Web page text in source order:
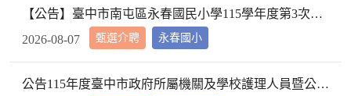
甄選介聘
【公告】臺中市南屯區永春國民小學115學年度第3次代理教師甄選第3次招考結果，本案已錄取足額，不再續辦招考
永春國小
2026-08-07
公告115年度臺中市政府所屬機關及學校護理人員暨公立幼兒園契約進用護理人員聯合甄選-公立幼兒園契約進用護理人員組第2次分發缺額及注意事項，請查照。